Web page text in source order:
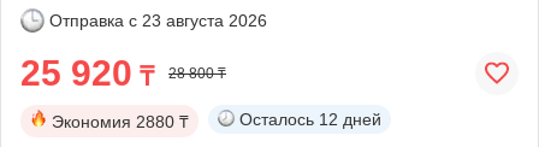
Отправка с 23 августа 2026
25 920 ₸ 28 800 ₸
Экономия 2880 ₸ Осталось 12 дней